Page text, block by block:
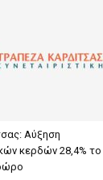
Αύξηση
κερδών 28,4% το